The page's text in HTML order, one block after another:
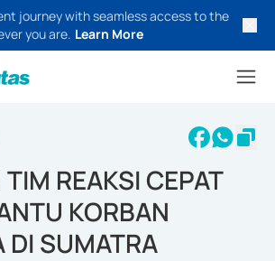
journey with seamless access to the
you are. Learn More
REAKSI CEPAT
KORBAN
DI SUMATRA